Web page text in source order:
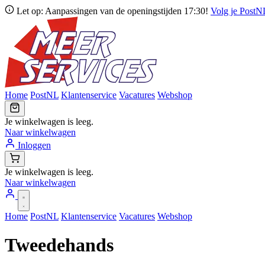
Let op: Aanpassingen van de openingstijden 17:30! Volg je
Home PostNL Klantenservice Vacatures Webshop
Je winkelwagen is leeg.
Naar winkelwagen
Inloggen
Je winkelwagen is leeg.
Naar winkelwagen
Home PostNL Klantenservice Vacatures Webshop
Tweedehands